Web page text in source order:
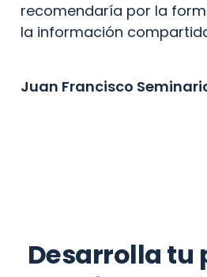
recomendaría por la
la información
Juan Francisco